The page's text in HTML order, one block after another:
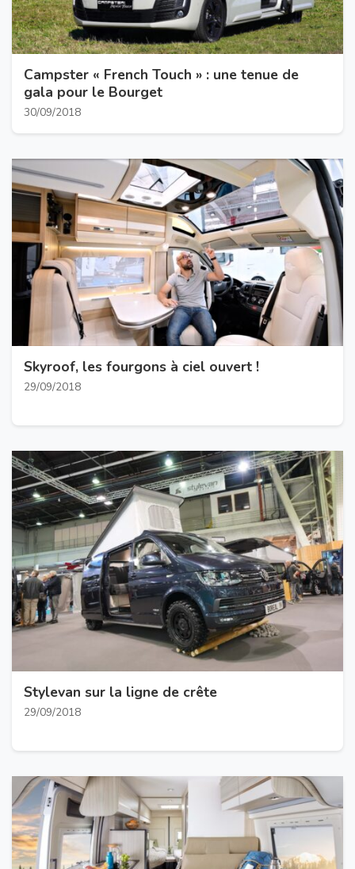
Campster « French Touch » : une tenue de
gala pour le Bourget
30/09/2018
Skyroof, les fourgons à ciel ouvert !
29/09/2018
Stylevan sur la ligne de crête
29/09/2018